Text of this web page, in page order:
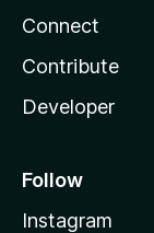
Connect
Contribute
Developer
Follow
Instagram